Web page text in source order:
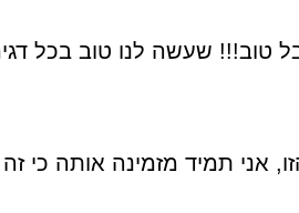
טוב!!! שעשה לנו טוב בכל
אני תמיד מזמינה אותה כי